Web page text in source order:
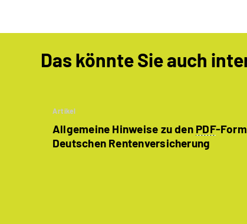
Das könnte Sie auch
Artikel
Allgemeine Hinweise zu den PDF-
Deutschen Rentenversicherung